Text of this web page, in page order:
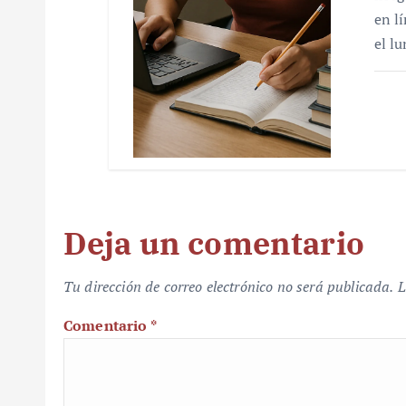
en
el
Deja un comentario
Tu dirección de correo electrónico no será publicada.
Comentario *